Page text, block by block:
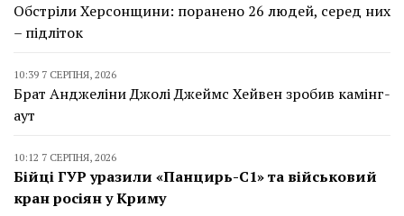
Обстріли Херсонщини: поранено 26 людей, серед них
– підліток
10:39 7 СЕРПНЯ, 2026
Брат Анджеліни Джолі Джеймс Хейвен зробив камінг-
аут
10:12 7 СЕРПНЯ, 2026
Бійці ГУР уразили «Панцирь-С1» та військовий
кран росіян у Криму